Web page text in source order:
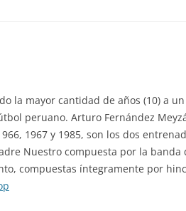
la mayor cantidad de años (10) a
peruano. Arturo Fernández
1967 y 1985, son los dos
Nuestro compuesta por la banda
compuestas íntegramente por